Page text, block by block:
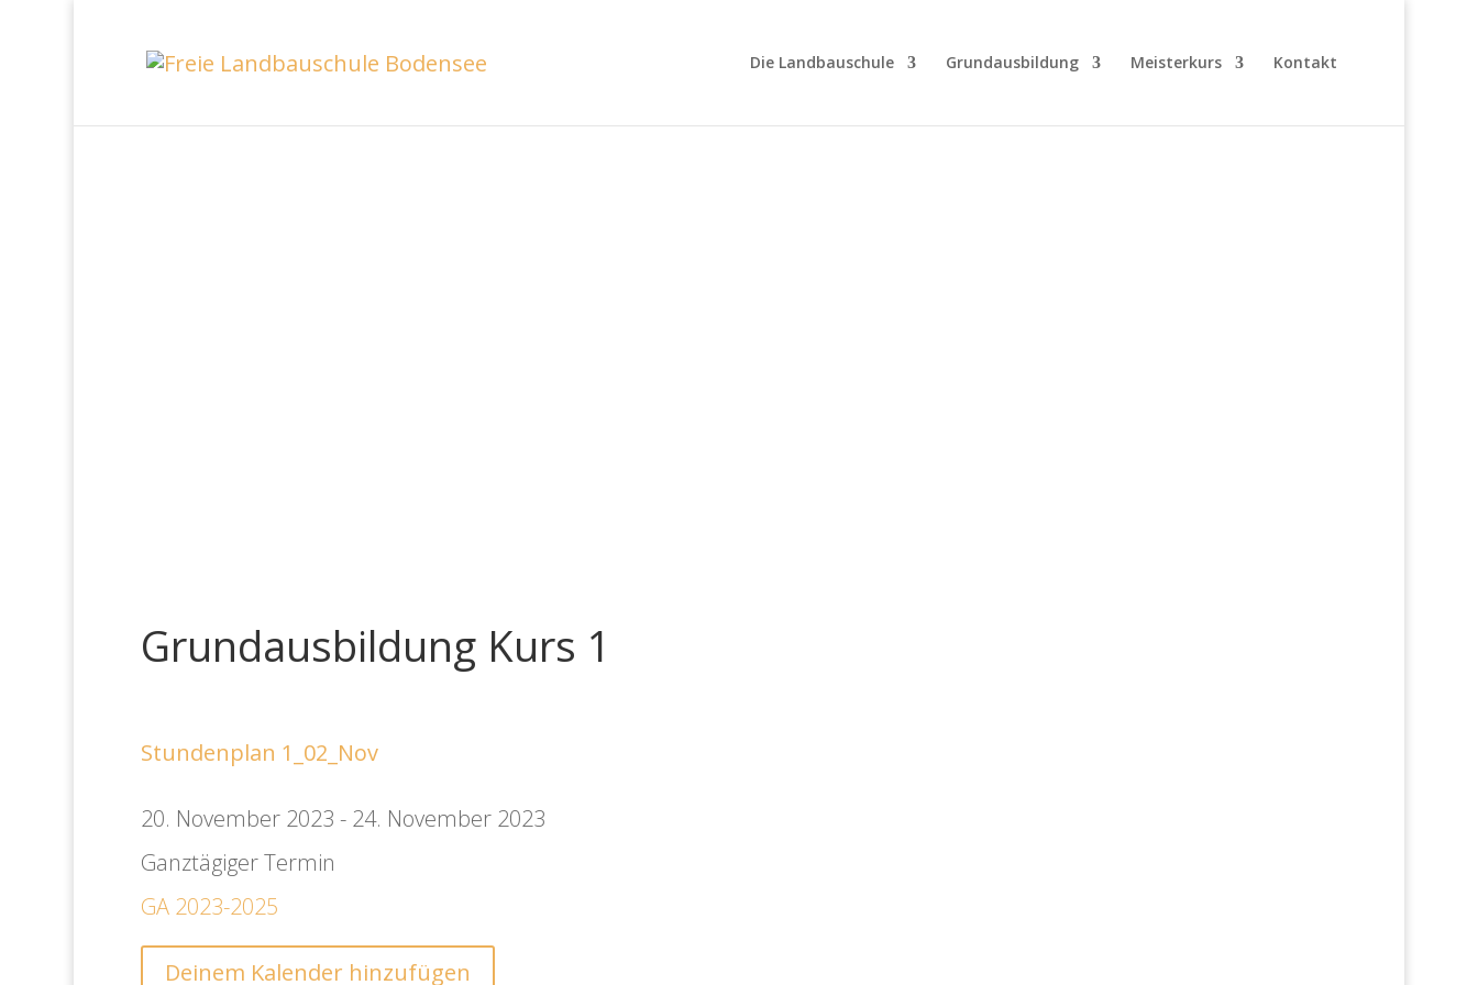
Die Landbauschule Grundausbildung Meisterkurs Kontakt
Grundausbildung Kurs 1
Stundenplan 1_02_Nov
20. November 2023 - 24. November 2023
Ganztägiger Termin
GA 2023-2025
Deinem Kalender hinzufügen